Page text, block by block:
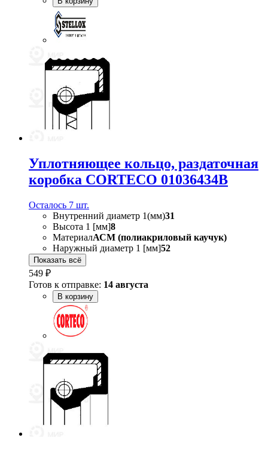
Уплотняющее кольцо, раздаточная
коробка CORTECO 01036434B
Осталось 7 шт.
Внутренний диаметр 1(мм)31
Высота 1 [мм]8
МатериалАСМ (полиакриловый каучук)
Наружный диаметр 1 [мм]52
Показать всё
549 ₽
Готов к отправке: 14 августа
В корзину